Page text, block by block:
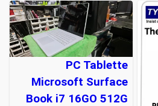
PC Tablette
Microsoft Surface
Book i7 16GO 512G